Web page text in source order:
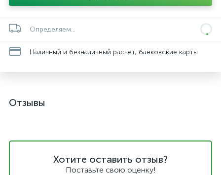
Определяем...
Наличный и безналичный расчет, банковские карты
Отзывы
Хотите оставить отзыв?
Поставьте свою оценку!